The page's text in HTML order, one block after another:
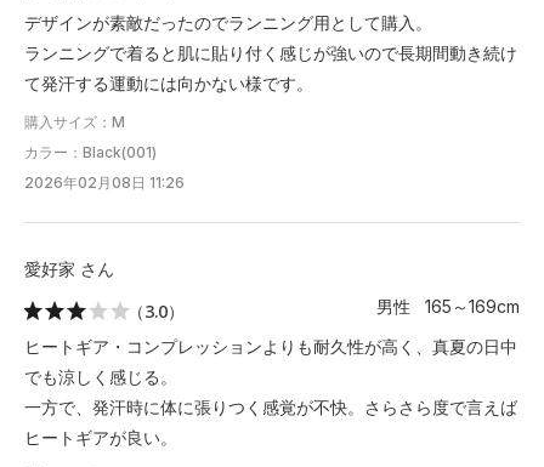
デザインが素敵だったのでランニング用として購入。
ランニングで着ると肌に貼り付く感じが強いので長期間動き続け
て発汗する運動には向かない様です。
購入サイズ：M
カラー：Black(001)
2026年02月08日 11:26
愛好家 さん
（3.0）
男性 165～169cm
ヒートギア・コンプレッションよりも耐久性が高く、真夏の日中
でも涼しく感じる。
一方で、発汗時に体に張りつく感覚が不快。さらさら度で言えば
ヒートギアが良い。